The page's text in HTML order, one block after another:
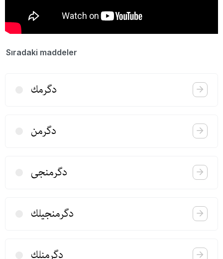
Sıradaki maddeler
دگرمك
دگرمن
دگرمنجی
دگرمنجیلك
دگرمنلك